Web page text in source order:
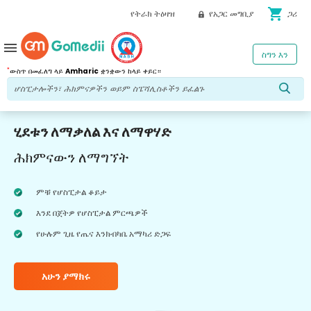
የትራክ ትዕዛዝ የአጋር መግቢያ shopping_cart ጋሪ
*ውስጥ በመፈለግ ላይ Amharic ቋንቋውን ከላይ ቀይር።
ስግን እን
menu
ሂደቱን ለማቃለል እና ለማዋሃድ
ሕክምናውን ለማግኘት
ምቹ የሆስፒታል ቆይታ
እንደ በጀትዎ የሆስፒታል ምርጫዎች
የሁሉም ጊዜ የጤና እንክብካቤ አማካሪ ድጋፍ
አሁን ያማክሩ